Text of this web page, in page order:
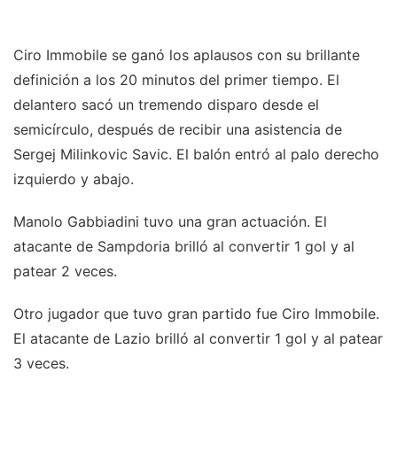
Ciro Immobile se ganó los aplausos con su brillante
definición a los 20 minutos del primer tiempo. El
delantero sacó un tremendo disparo desde el
semicírculo, después de recibir una asistencia de
Sergej Milinkovic Savic. El balón entró al palo derecho
izquierdo y abajo.
Manolo Gabbiadini tuvo una gran actuación. El
atacante de Sampdoria brilló al convertir 1 gol y al
patear 2 veces.
Otro jugador que tuvo gran partido fue Ciro Immobile.
El atacante de Lazio brilló al convertir 1 gol y al patear
3 veces.